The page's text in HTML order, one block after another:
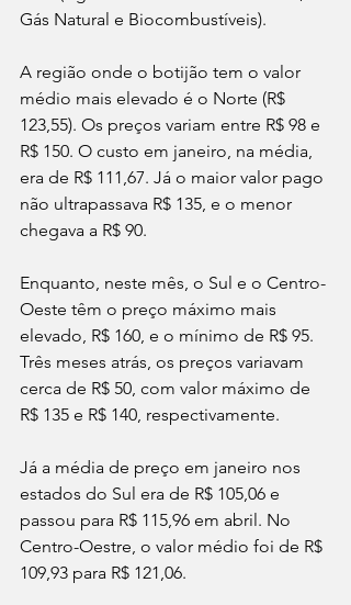
Gás Natural e Biocombustíveis).
A região onde o botijão tem o valor
médio mais elevado é o Norte (R$
123,55). Os preços variam entre R$ 98 e
R$ 150. O custo em janeiro, na média,
era de R$ 111,67. Já o maior valor pago
não ultrapassava R$ 135, e o menor
chegava a R$ 90.
Enquanto, neste mês, o Sul e o Centro-
Oeste têm o preço máximo mais
elevado, R$ 160, e o mínimo de R$ 95.
Três meses atrás, os preços variavam
cerca de R$ 50, com valor máximo de
R$ 135 e R$ 140, respectivamente.
Já a média de preço em janeiro nos
estados do Sul era de R$ 105,06 e
passou para R$ 115,96 em abril. No
Centro-Oestre, o valor médio foi de R$
109,93 para R$ 121,06.